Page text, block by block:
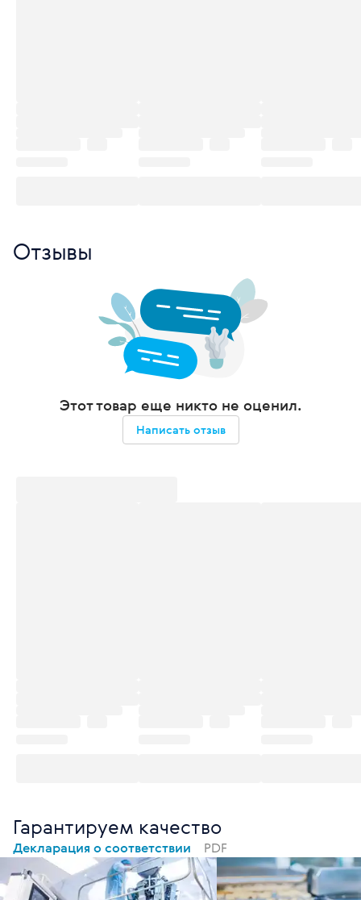
Отзывы
Этот товар еще никто не оценил.
Написать отзыв
Гарантируем качество
Декларация о соответствии PDF